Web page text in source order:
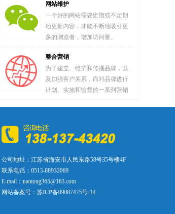
网站维护
一个好的网站需要定期或不定期
地更新内容，才能不断地吸引更
多的浏览者，增加访问量。
整合营销
为了建立、维护和传播品牌，以
及加强客户关系，而对品牌进行
计划、实施和监督的一系列营销
公司地址：江苏省海安市人民东路58号35号楼4F
联系电话：0513-88932069
E-mail：nantong365@163.com
网站备案号： 苏ICP备09087475号-14